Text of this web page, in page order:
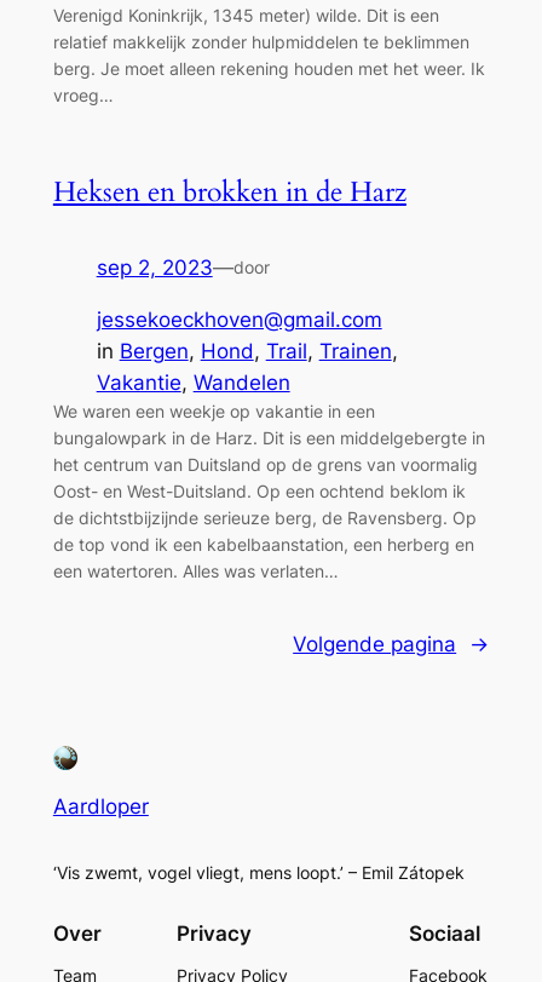
Verenigd Koninkrijk, 1345 meter) wilde. Dit is een
relatief makkelijk zonder hulpmiddelen te beklimmen
berg. Je moet alleen rekening houden met het weer. Ik
vroeg…
Heksen en brokken in de Harz
sep 2, 2023—door
jessekoeckhoven@gmail.com
in Bergen, Hond, Trail, Trainen
Vakantie, Wandelen
We waren een weekje op vakantie in een
bungalowpark in de Harz. Dit is een middelgebergte in
het centrum van Duitsland op de grens van voormalig
Oost- en West-Duitsland. Op een ochtend beklom ik
de dichtstbijzijnde serieuze berg, de Ravensberg. Op
de top vond ik een kabelbaanstation, een herberg en
een watertoren. Alles was verlaten…
Volgende pagina →
Aardloper
‘Vis zwemt, vogel vliegt, mens loopt.’ – Emil Zátopek
Over
Team
Privacy
Privacy Policy
Sociaal
Facebook